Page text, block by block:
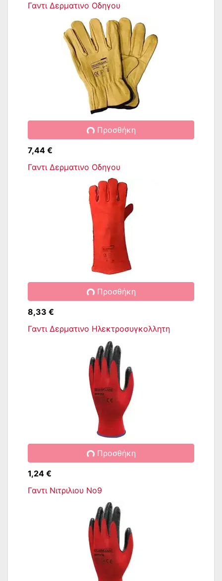
Γαντι Δερματινο Οδηγου
Προσθήκη
7,44 €
Γαντι Δερματινο Οδηγου
Προσθήκη
8,33 €
Γαντι Δερματινο Ηλεκτροσυγκολλητη
Προσθήκη
1,24 €
Γαντι Νιτριλιου Νο9